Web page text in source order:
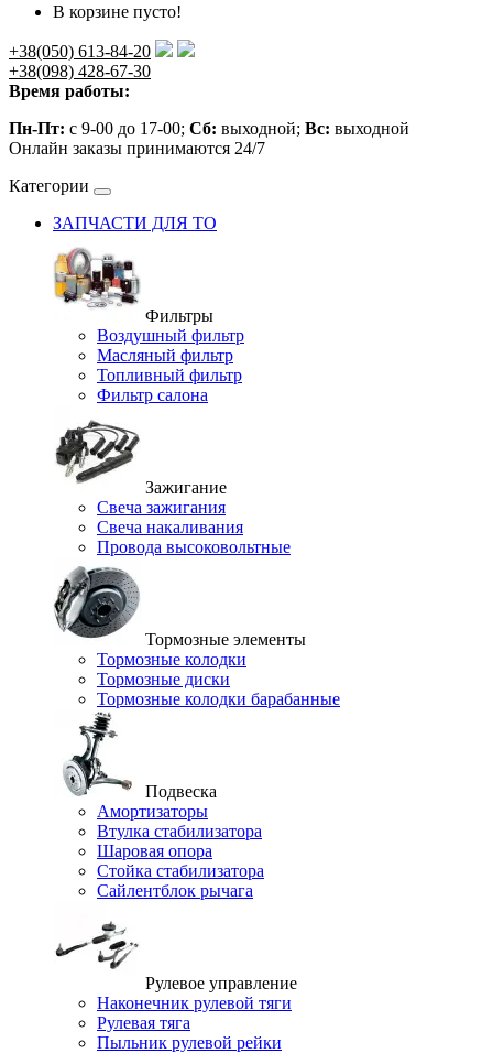
В корзине пусто!
+38(050) 613-84-20
+38(098) 428-67-30
Время работы:
Пн-Пт: с 9-00 до 17-00; Сб: выходной; Вс: выходной
Онлайн заказы принимаются 24/7
Категории
ЗАПЧАСТИ ДЛЯ ТО
Фильтры
Воздушный фильтр
Масляный фильтр
Топливный фильтр
Фильтр салона
Зажигание
Свеча зажигания
Свеча накаливания
Провода высоковольтные
Тормозные элементы
Тормозные колодки
Тормозные диски
Тормозные колодки барабанные
Подвеска
Амортизаторы
Втулка стабилизатора
Шаровая опора
Стойка стабилизатора
Сайлентблок рычага
Рулевое управление
Наконечник рулевой тяги
Рулевая тяга
Пыльник рулевой рейки